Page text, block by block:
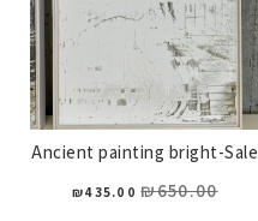
Ancient painting bright-Sale
₪650.00
₪435.00